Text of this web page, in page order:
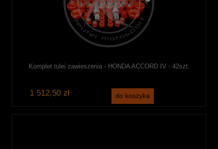
Komplet tulei zawieszenia - HONDA ACCORD IV - 42szt.
1 512,50 zł do koszyka